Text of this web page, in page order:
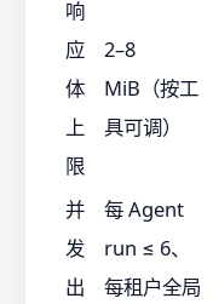
响
应
体
上
限
2–8
MiB（按工
具可调）
并
发
出
每 Agent
run ≤ 6、
每租户全局